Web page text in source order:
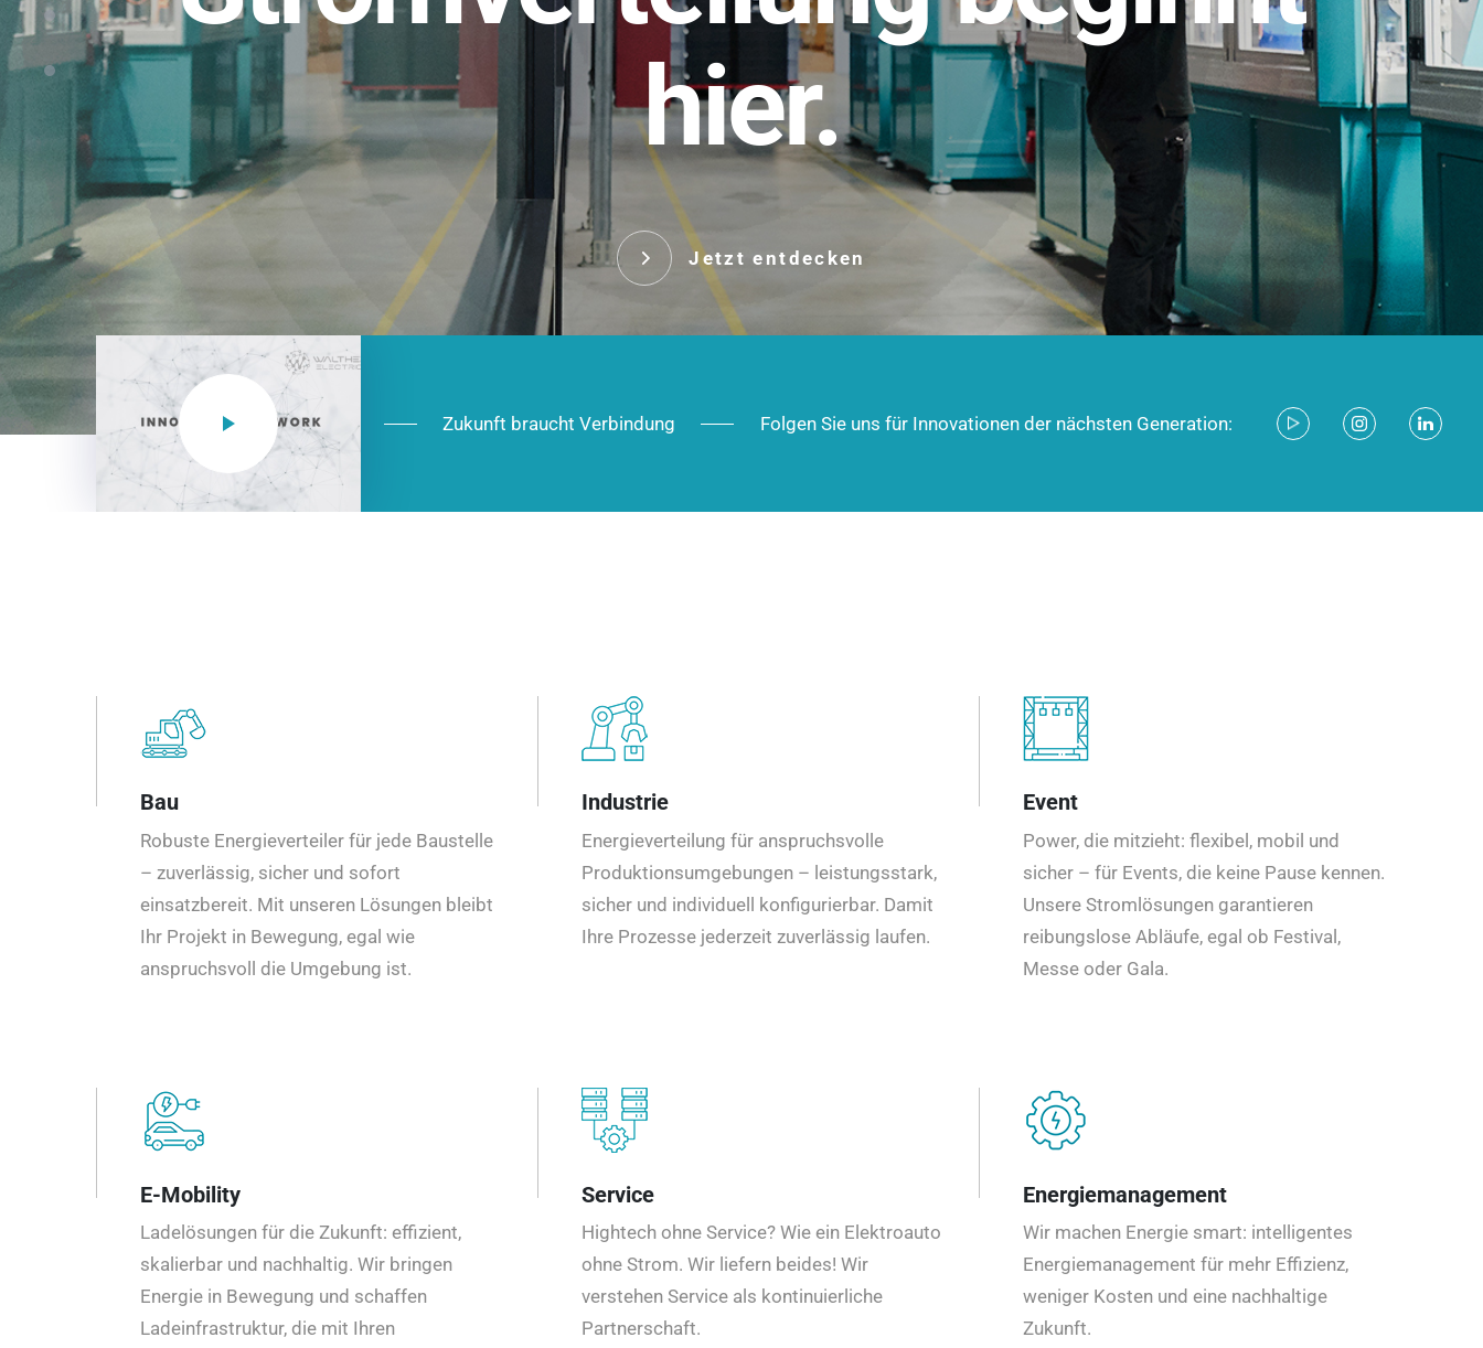
hier.
Jetzt entdecken
NEO CEE: Energieverteilung mit System. Robust im Alltag,
effizient in der Installation, zukunftsfähig im Ausbau.
Das innovative Stecksystem für industrielle Anwendungen –
robust, IP-geschützt und zukunftsfähig.
Jetzt entdecken
Zukunft braucht Verbindung Folgen Sie uns für Innovationen der nächsten Generation:
Bau
Robuste Energieverteiler für jede Baustelle
– zuverlässig, sicher und sofort
einsatzbereit. Mit unseren Lösungen bleibt
Ihr Projekt in Bewegung, egal wie
anspruchsvoll die Umgebung ist.
Industrie
Energieverteilung für anspruchsvolle
Produktionsumgebungen – leistungsstark,
sicher und individuell konfigurierbar. Damit
Ihre Prozesse jederzeit zuverlässig laufen.
Event
Power, die mitzieht: flexibel, mobil und
sicher – für Events, die keine Pause kennen.
Unsere Stromlösungen garantieren
reibungslose Abläufe, egal ob Festival,
Messe oder Gala.
E-Mobility
Ladelösungen für die Zukunft: effizient,
skalierbar und nachhaltig. Wir bringen
Energie in Bewegung und schaffen
Ladeinfrastruktur, die mit Ihren
Service
Hightech ohne Service? Wie ein Elektroauto
ohne Strom. Wir liefern beides! Wir
verstehen Service als kontinuierliche
Partnerschaft.
Energiemanagement
Wir machen Energie smart: intelligentes
Energiemanagement für mehr Effizienz,
weniger Kosten und eine nachhaltige
Zukunft.